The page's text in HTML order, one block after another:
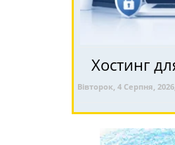
Хостинг
Вівторок, 4 Серпня,